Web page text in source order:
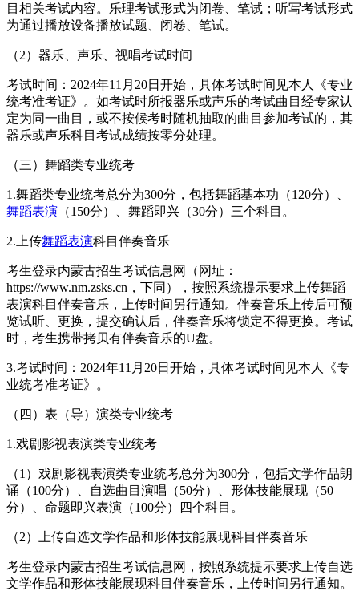
目相关考试内容。乐理考试形式为闭卷、笔试；听写考试形式
为通过播放设备播放试题、闭卷、笔试。
（2）器乐、声乐、视唱考试时间
考试时间：2024年11月20日开始，具体考试时间见本人《专业
统考准考证》。如考试时所报器乐或声乐的考试曲目经专家认
定为同一曲目，或不按候考时随机抽取的曲目参加考试的，其
器乐或声乐科目考试成绩按零分处理。
（三）舞蹈类专业统考
1.舞蹈类专业统考总分为300分，包括舞蹈基本功（120分）、
舞蹈表演 （150分）、舞蹈即兴（30分）三个科目。
2.上传舞蹈表演科目伴奏音乐
考生登录内蒙古招生考试信息网（网址：
https://www.nm.zsks.cn，下同），按照系统提示要求上传舞蹈
表演科目伴奏音乐，上传时间另行通知。伴奏音乐上传后可预
览试听、更换，提交确认后，伴奏音乐将锁定不得更换。考试
时，考生携带拷贝有伴奏音乐的U盘。
3.考试时间：2024年11月20日开始，具体考试时间见本人《专
业统考准考证》。
（四）表（导）演类专业统考
1.戏剧影视表演类专业统考
（1）戏剧影视表演类专业统考总分为300分，包括文学作品朗
诵（100分）、自选曲目演唱（50分）、形体技能展现（50
分）、命题即兴表演（100分）四个科目。
（2）上传自选文学作品和形体技能展现科目伴奏音乐
考生登录内蒙古招生考试信息网，按照系统提示要求上传自选
文学作品和形体技能展现科目伴奏音乐，上传时间另行通知。